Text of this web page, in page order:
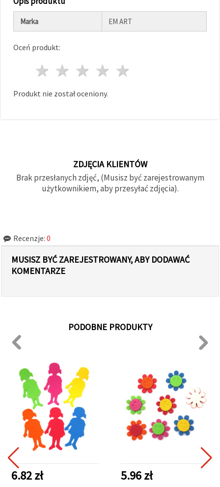
Marka EM ART
Oceń produkt:
4 gwiazdy
3 gwiazdy
2 gwiazdy
1 gwiazda
Produkt nie został oceniony.
ZDJĘCIA KLIENTÓW
Brak przesłanych zdjęć, (Musisz być zarejestrowanym
użytkownikiem, aby przesyłać zdjęcia).
Recenzje: 0
MUSISZ BYĆ ZAREJESTROWANY, ABY DODAWAĆ
KOMENTARZE
PODOBNE PRODUKTY
6.82 zł 5.96 zł